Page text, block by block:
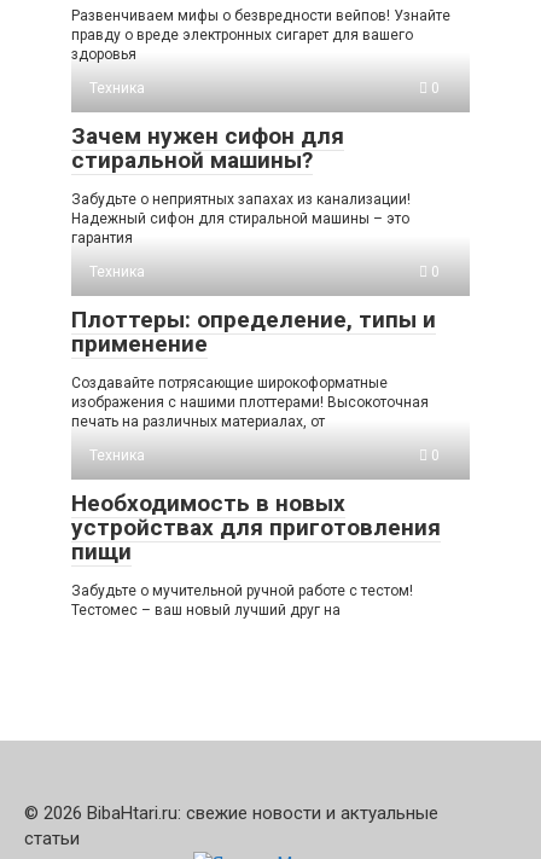
Развенчиваем мифы о безвредности вейпов! Узнайте
правду о вреде электронных сигарет для вашего
здоровья
Техника
0
Зачем нужен сифон для
стиральной машины?
Забудьте о неприятных запахах из канализации!
Надежный сифон для стиральной машины – это
гарантия
Техника
0
Плоттеры: определение, типы и
применение
Создавайте потрясающие широкоформатные
изображения с нашими плоттерами! Высокоточная
печать на различных материалах, от
Техника
0
Необходимость в новых
устройствах для приготовления
пищи
Забудьте о мучительной ручной работе с тестом!
Тестомес – ваш новый лучший друг на
© 2026 BibaHtari.ru: свежие новости и актуальные
статьи